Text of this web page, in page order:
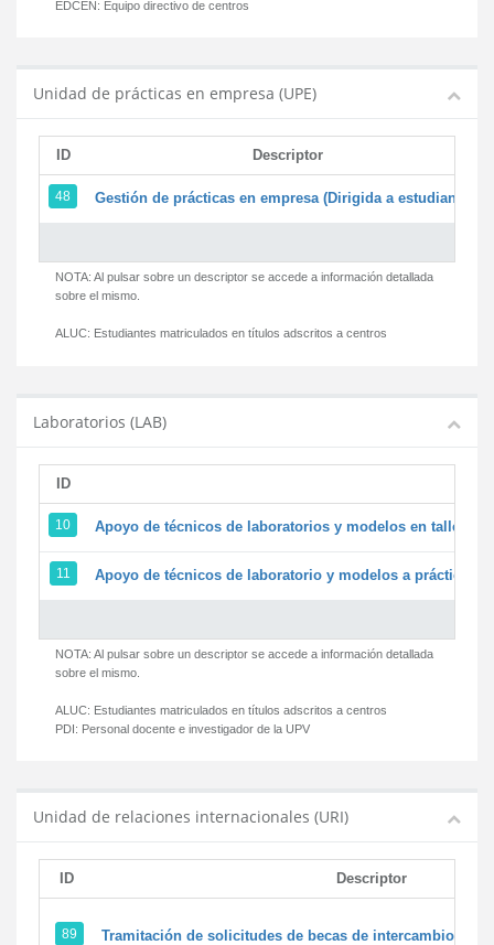
EDCEN: Equipo directivo de centros
Unidad de prácticas en empresa (UPE)
ID Descriptor
48 Gestión de prácticas en empresa (Dirigida a estudiantes)
NOTA: Al pulsar sobre un descriptor se accede a información detallada
sobre el mismo.
ALUC: Estudiantes matriculados en títulos adscritos a centros
Laboratorios (LAB)
ID
10 Apoyo de técnicos de laboratorios y modelos en
11 Apoyo de técnicos de laboratorio y modelos a prácticas
NOTA: Al pulsar sobre un descriptor se accede a información detallada
sobre el mismo.
ALUC: Estudiantes matriculados en títulos adscritos a centros
PDI: Personal docente e investigador de la UPV
Unidad de relaciones internacionales (URI)
ID Descriptor
89 Tramitación de solicitudes de becas de intercambio